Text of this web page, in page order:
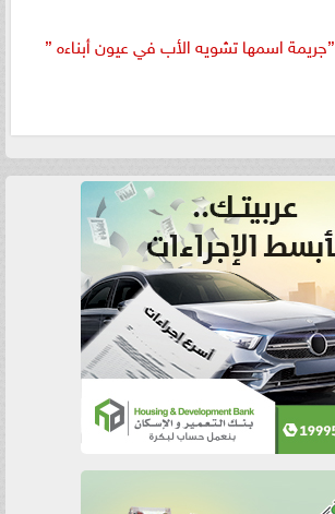
”جريمة اسمها تشويه الأب في عيون أبناءه ”